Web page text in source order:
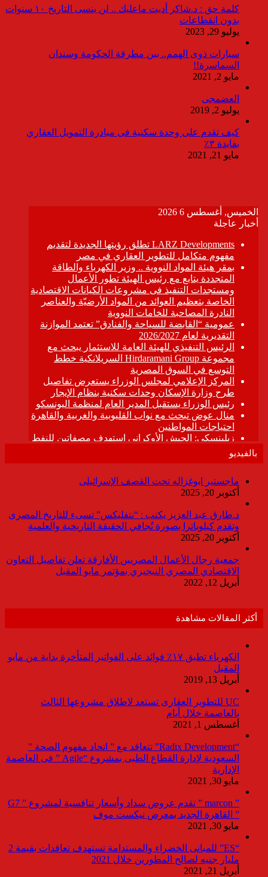
كلمة حق : د.شاكر أديت ماعليك .. لن ينسى التاريخ ١٠ سنوات
بدون انقطاعات
يوليو 29, 2023
سيارات ذوى الهمم.. بين مطرقة الحكومة وسندان
السماسرة!!
مايو 2, 2021
العضمجى
يوليو 2, 2019
كيف تقدم على وحدة سكنية فى مبادرة التمويل العقاري
بفايدة ٣٪
مايو 21, 2021
بالفيديو
ماجستير ابوغزاله تحت القصف الإسرائيلى
أكتوبر 20, 2025
د.طارق عبد العزيز يكتب : “نتفليكس” تسىء للتاريخ المصرى
وتقدم كيلوباترا بصورة تُجافي الحقيقة التاريخية والعلمية
أكتوبر 20, 2025
جمعية رجال الأعمال المصريين الأفارقة تعلن تفاصيل التعاون
الاقتصادي المصري النيجيري بمؤتمر مايو المقبل
أبريل 12, 2022
أكثر المقالات مشاهدة
الكهرباء تطبق ١٧٪ فوائد على الفواتير المتأخرة بداية من مايو
المقبل
أبريل 13, 2019
UC للتطوير العقارى تستعد لاطلاق مشروعها الثالث
بالعاصمة خلال أيام
أغسطس 1, 2021
“Radix Development” تتعاقد مع ” اتحاد مفهوم الصحة ”
السعودية لإدارة القطاع الطبى بمشروع “Agile ” فى العاصمة
الإدارية
مايو 30, 2021
” marcon ” تقدم عروض سداد وأسعار تنافسية لمشروع ” G7
” القاهرة الجديد بمعرض نيكست موف
مايو 30, 2021
“ES” للمبانى الخضراء والمستدامة تستهدف تعاقدات بقيمة 2
مليار جنيه لصالح المطورين خلال 2021
أبريل 21, 2021